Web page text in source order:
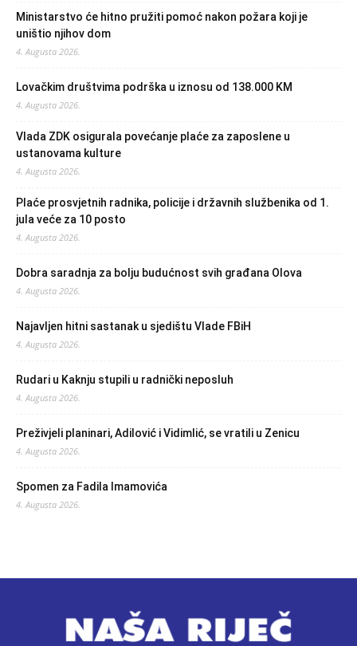
Ministarstvo će hitno pružiti pomoć nakon požara koji je
uništio njihov dom
4. Augusta 2026.
Lovačkim društvima podrška u iznosu od 138.000 KM
4. Augusta 2026.
Vlada ZDK osigurala povećanje plaće za zaposlene u
ustanovama kulture
4. Augusta 2026.
Plaće prosvjetnih radnika, policije i državnih službenika od 1.
jula veće za 10 posto
4. Augusta 2026.
Dobra saradnja za bolju budućnost svih građana Olova
4. Augusta 2026.
Najavljen hitni sastanak u sjedištu Vlade FBiH
4. Augusta 2026.
Rudari u Kaknju stupili u radnički neposluh
4. Augusta 2026.
Preživjeli planinari, Adilović i Vidimlić, se vratili u Zenicu
4. Augusta 2026.
Spomen za Fadila Imamovića
4. Augusta 2026.